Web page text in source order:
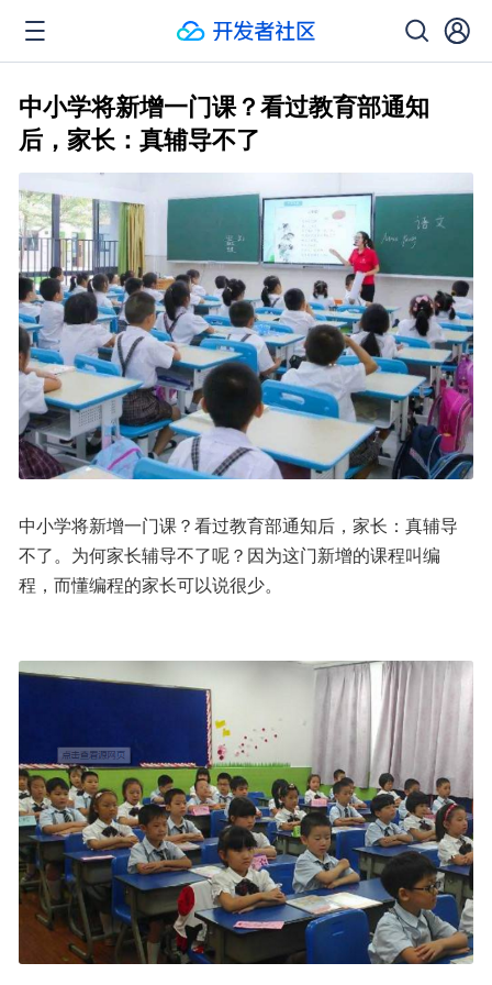
中小学将新增一门课？看过教育部通知
后，家长：真辅导不了
中小学将新增一门课？看过教育部通知后，家长：真辅导
不了。为何家长辅导不了呢？因为这门新增的课程叫编
程，而懂编程的家长可以说很少。